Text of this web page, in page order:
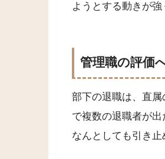
ようとする動きが強
管理職の評価
部下の退職は、直
で複数の退職者が
なんとしても引き止